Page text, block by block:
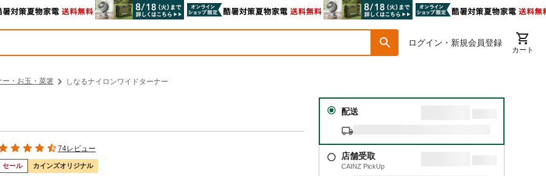
ログイン・新規会員登録
カート
ー・お玉・菜箸 しなるナイロンワイドターナー
74レビュー
セール カインズオリジナル
配送
店舗受取
CAINZ PickUp